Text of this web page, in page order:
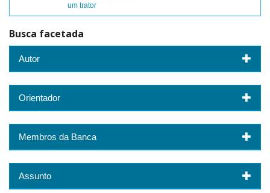
um trator
Busca facetada
Autor
Orientador
Membros da Banca
Assunto